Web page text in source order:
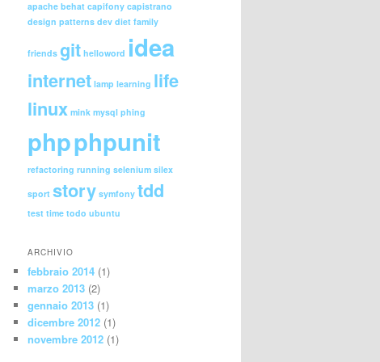
apache behat capifony capistrano
design patterns dev diet family
friends git helloword idea
internet lamp learning life
linux mink mysql phing
phpphpunit
refactoring running selenium silex
sport story symfony tdd
test time todo ubuntu
ARCHIVIO
febbraio 2014 (1)
marzo 2013 (2)
gennaio 2013 (1)
dicembre 2012 (1)
novembre 2012 (1)